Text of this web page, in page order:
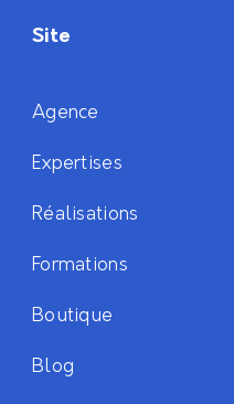
Site
Agence
Expertises
Réalisations
Formations
Boutique
Blog